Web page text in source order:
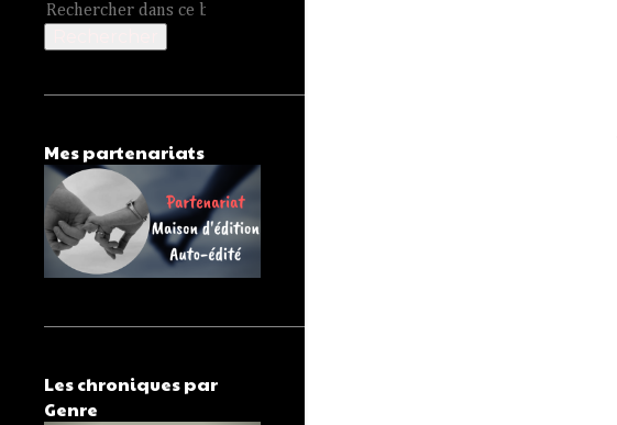
Mes partenariats
Les chroniques par
Genre